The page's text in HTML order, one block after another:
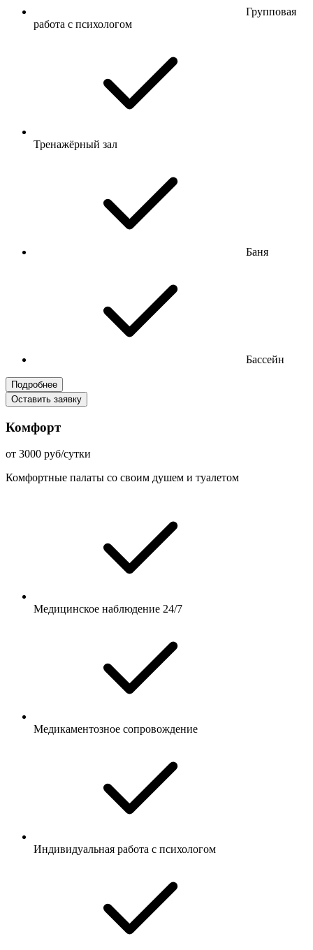
Групповая
работа с психологом
Тренажёрный зал
Баня
Бассейн
Подробнее
Оставить заявку
Комфорт
от 3000 руб/сутки
Комфортные палаты со своим душем и туалетом
Медицинское наблюдение 24/7
Медикаментозное сопровождение
Индивидуальная работа с психологом